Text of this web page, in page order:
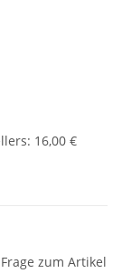
: 16,00 €
Frage zum Artikel